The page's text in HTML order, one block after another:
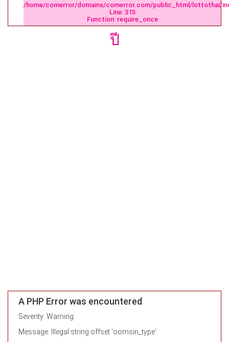
/home/comerror/domains/comerror.com/public_html/lottothai/
Line: 315
Function: require_once
ปี
A PHP Error was encountered
Severity: Warning
Message: Illegal string offset 'oomsin_type'